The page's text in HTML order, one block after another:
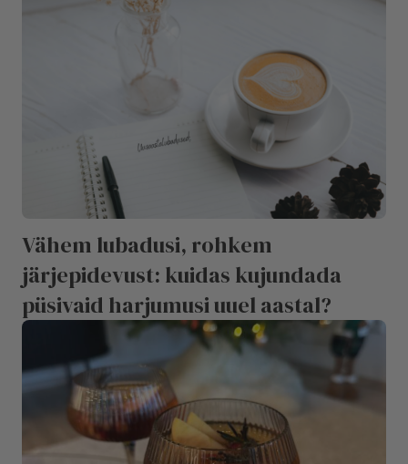
Vähem lubadusi, rohkem
järjepidevust: kuidas kujundada
püsivaid harjumusi uuel aastal?